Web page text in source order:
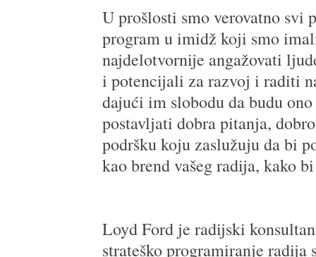
U prošlosti smo verovatno svi
program u imidž koji smo
najdelotvornije angažovati
i potencijali za razvoj i raditi
dajući im slobodu da budu
postavljati dobra pitanja,
podršku koju zaslužuju da bi
kao brend vašeg radija, kako
Loyd Ford je radijski
strateško programiranje radija